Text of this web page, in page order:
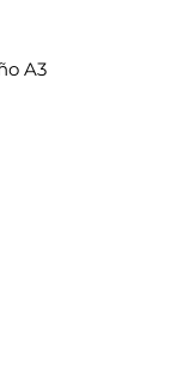
A3